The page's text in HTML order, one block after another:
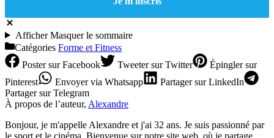
AfficherMasquerle sommaire
Catégories Forme et Fitness
Postersur Facebook Tweetersur Twitter Épinglersur
Pinterest
Envoyervia Whatsapp Partagersur LinkedIn
Partagersur Telegram
À propos de l’auteur, Alexandre
Bonjour, je m'appelle Alexandre et j'ai 32 ans. Je suis passionné par
le sport et le cinéma. Bienvenue sur notre site web, où je partage